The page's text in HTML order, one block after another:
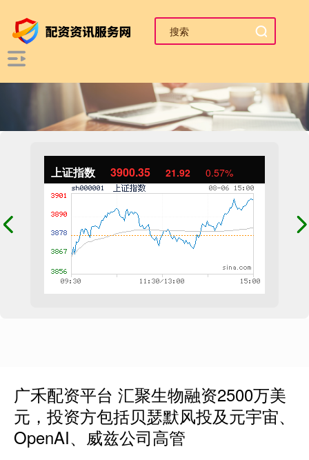
上证指数 3900.35 21.92 0.57%
广禾配资平台 汇聚生物融资2500万美
元，投资方包括贝瑟默风投及元宇宙、
OpenAI、威兹公司高管